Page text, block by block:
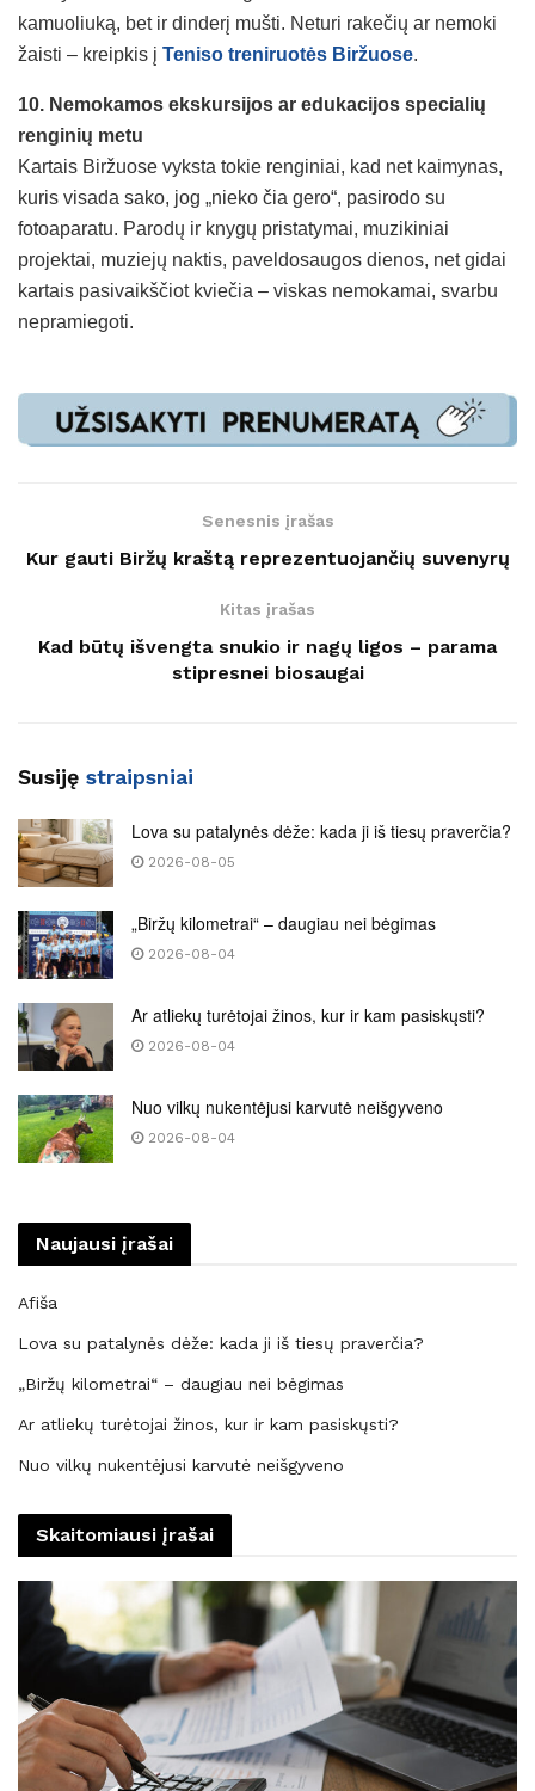
kamuoliuką, bet ir dinderį mušti. Neturi rakečių ar nemoki
žaisti – kreipkis į Teniso treniruotės Biržuose.
10. Nemokamos ekskursijos ar edukacijos specialių
renginių metu
Kartais Biržuose vyksta tokie renginiai, kad net kaimynas,
kuris visada sako, jog „nieko čia gero“, pasirodo su
fotoaparatu. Parodų ir knygų pristatymai, muzikiniai
projektai, muziejų naktis, paveldosaugos dienos, net gidai
kartais pasivaikščiot kviečia – viskas nemokamai, svarbu
nepramiegoti.
Senesnis įrašas
Kur gauti Biržų kraštą reprezentuojančių suvenyrų
Kitas įrašas
Kad būtų išvengta snukio ir nagų ligos – parama
stipresnei biosaugai
Susiję straipsniai
Lova su patalynės dėže: kada ji iš tiesų praverčia?
2026-08-05
„Biržų kilometrai“ – daugiau nei bėgimas
2026-08-04
Ar atliekų turėtojai žinos, kur ir kam pasiskųsti?
2026-08-04
Nuo vilkų nukentėjusi karvutė neišgyveno
2026-08-04
Naujausi įrašai
Afiša
Lova su patalynės dėže: kada ji iš tiesų praverčia?
„Biržų kilometrai“ – daugiau nei bėgimas
Ar atliekų turėtojai žinos, kur ir kam pasiskųsti?
Nuo vilkų nukentėjusi karvutė neišgyveno
Skaitomiausi įrašai